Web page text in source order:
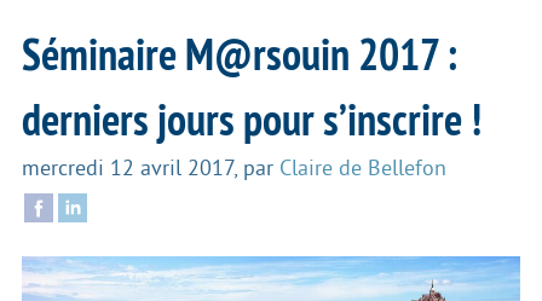
Séminaire M@rsouin 2017 :
derniers jours pour s’inscrire !
mercredi 12 avril 2017, par Claire de Bellefon